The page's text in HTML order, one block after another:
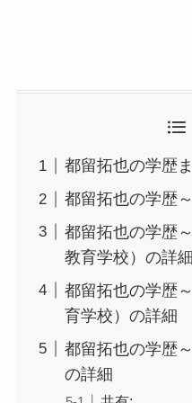
都留拓也の学歴
都留拓也の学歴
都留拓也の学歴
教育学校）の詳細
都留拓也の学歴
育学校）の詳細
都留拓也の学歴
の詳細